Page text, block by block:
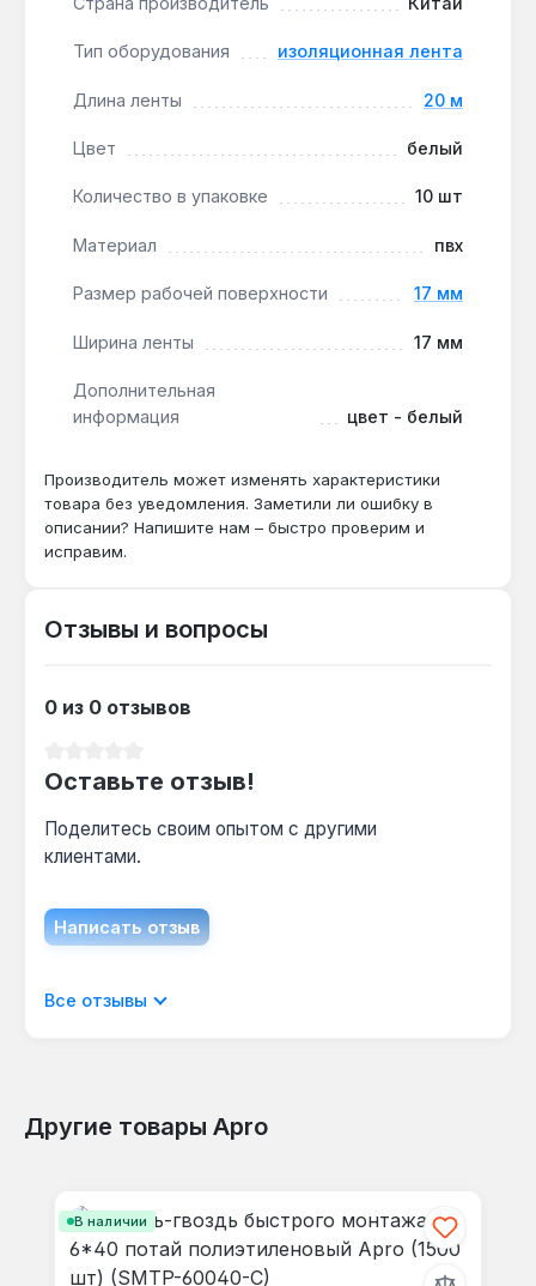
замены материала.
Стойкость к УФ и перепадам температур:
использовании, выдерживая нагрев до +80 °C и
Фиксация кабелей и временный ремонт:
лента применяется для крепления проводов к
упаковки инструмента.
Лента Apro ET-20W подходит для использования в
бытовых и профессиональных условиях: от
стыков труб на даче. Производство — Китай.
Гарантия 1 год, доставка по Украине.
Подходит ли для изоляции проводов
сечением 4 мм²?
Да — ширина ленты 17 мм и толщина 0.14 мм
проводки в комнате?
1-2 рулонов по 20 метров — лента покрывает
Тип оборудования изоляционная лента
Длина ленты 20 м
Цвет белый
Количество в упаковке 10 шт
Материал пвх
Размер рабочей поверхности 17 мм
Ширина ленты 17 мм
Дополнительная
информация
цвет - белый
Производитель может изменять характеристики
товара без уведомления. Заметили ли ошибку в
описании? Напишите нам – быстро проверим и
исправим.
Отзывы и вопросы
0 из 0 отзывов
Оставьте отзыв!
Поделитесь своим опытом с другими
клиентами.
Написать отзыв
Отображать отзывы только на текущем
Все отзывы
Другие товары Apro
В наличии